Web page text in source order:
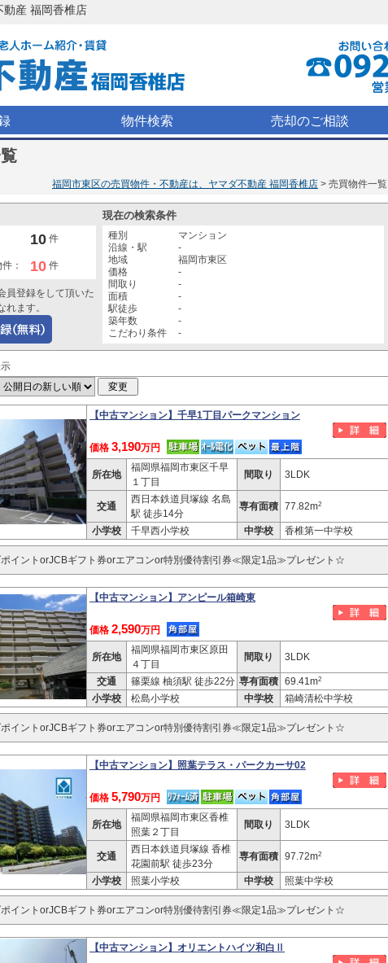
動産 福岡香椎店
物件検索 売却のご相談
福岡市東区の売買物件・不動産は、ヤマダ不動産 福岡香椎店 売買物件一覧
10 件
： 10 件
員登録をして頂いた
れます。
現在の検索条件
種別
マンション
沿線・駅
-
地域
福岡市東区
価格
-
間取り
-
面積
-
駅徒歩
-
築年数
-
こだわり条件
-
【中古マンション】千早1丁目パークマンション
価格 3,190万円
所在地
福岡県福岡市東区千早
１丁目
間取り 3LDK
交通
西日本鉄道貝塚線 名島
駅 徒歩14分
専有面積 77.82m2
小学校 千早西小学校 中学校 香椎第一中学校
イントorJCBギフト券orエアコンor特別優待割引券≪限定1品≫プレゼント☆
【中古マンション】アンピール箱崎東
価格 2,590万円
所在地
福岡県福岡市東区原田
４丁目
間取り 3LDK
交通 篠栗線 柚須駅 徒歩22分 専有面積 69.41m2
小学校 松島小学校 中学校 箱崎清松中学校
イントorJCBギフト券orエアコンor特別優待割引券≪限定1品≫プレゼント☆
【中古マンション】照葉テラス・パークカーサ02
価格 5,790万円
所在地
福岡県福岡市東区香椎
照葉２丁目
間取り 3LDK
交通
西日本鉄道貝塚線 香椎
花園前駅 徒歩23分
専有面積 97.72m2
小学校 照葉小学校 中学校 照葉中学校
イントorJCBギフト券orエアコンor特別優待割引券≪限定1品≫プレゼント☆
【中古マンション】オリエントハイツ和白Ⅱ